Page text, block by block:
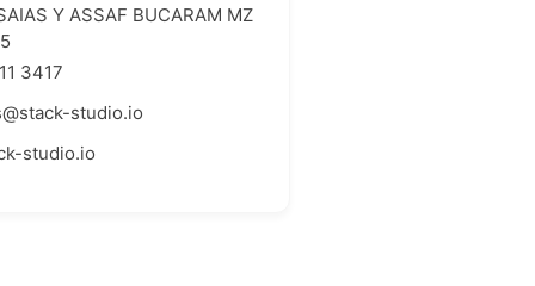
Y ASSAF BUCARAM MZ
3417
studio.io
studio.io